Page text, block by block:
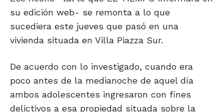
su edición web- se remonta a lo que
sucediera este jueves que pasó en una
vivienda situada en Villa Piazza Sur.
De acuerdo con lo investigado, cuando era
poco antes de la medianoche de aquel día
ambos adolescentes ingresaron con fines
delictivos a esa propiedad situada sobre la